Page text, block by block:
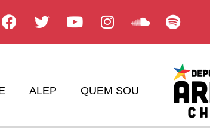
ALEP QUEM SOU